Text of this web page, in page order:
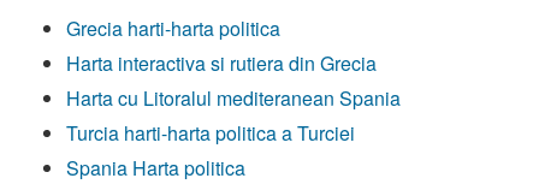
Grecia harti-harta politica
Harta interactiva si rutiera din Grecia
Harta cu Litoralul mediteranean Spania
Turcia harti-harta politica a Turciei
Spania Harta politica